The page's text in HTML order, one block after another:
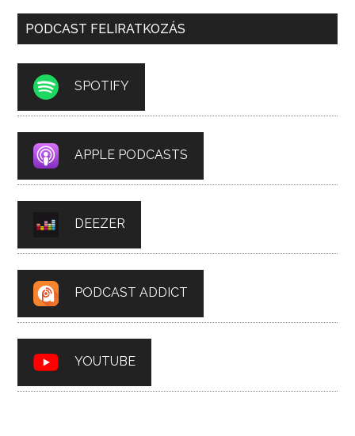
PODCAST FELIRATKOZÁS
SPOTIFY
APPLE PODCASTS
DEEZER
PODCAST ADDICT
YOUTUBE